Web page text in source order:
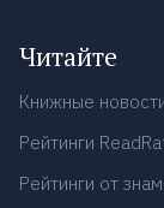
Читайте
Книжные
Рейтинги
Рейтинги от